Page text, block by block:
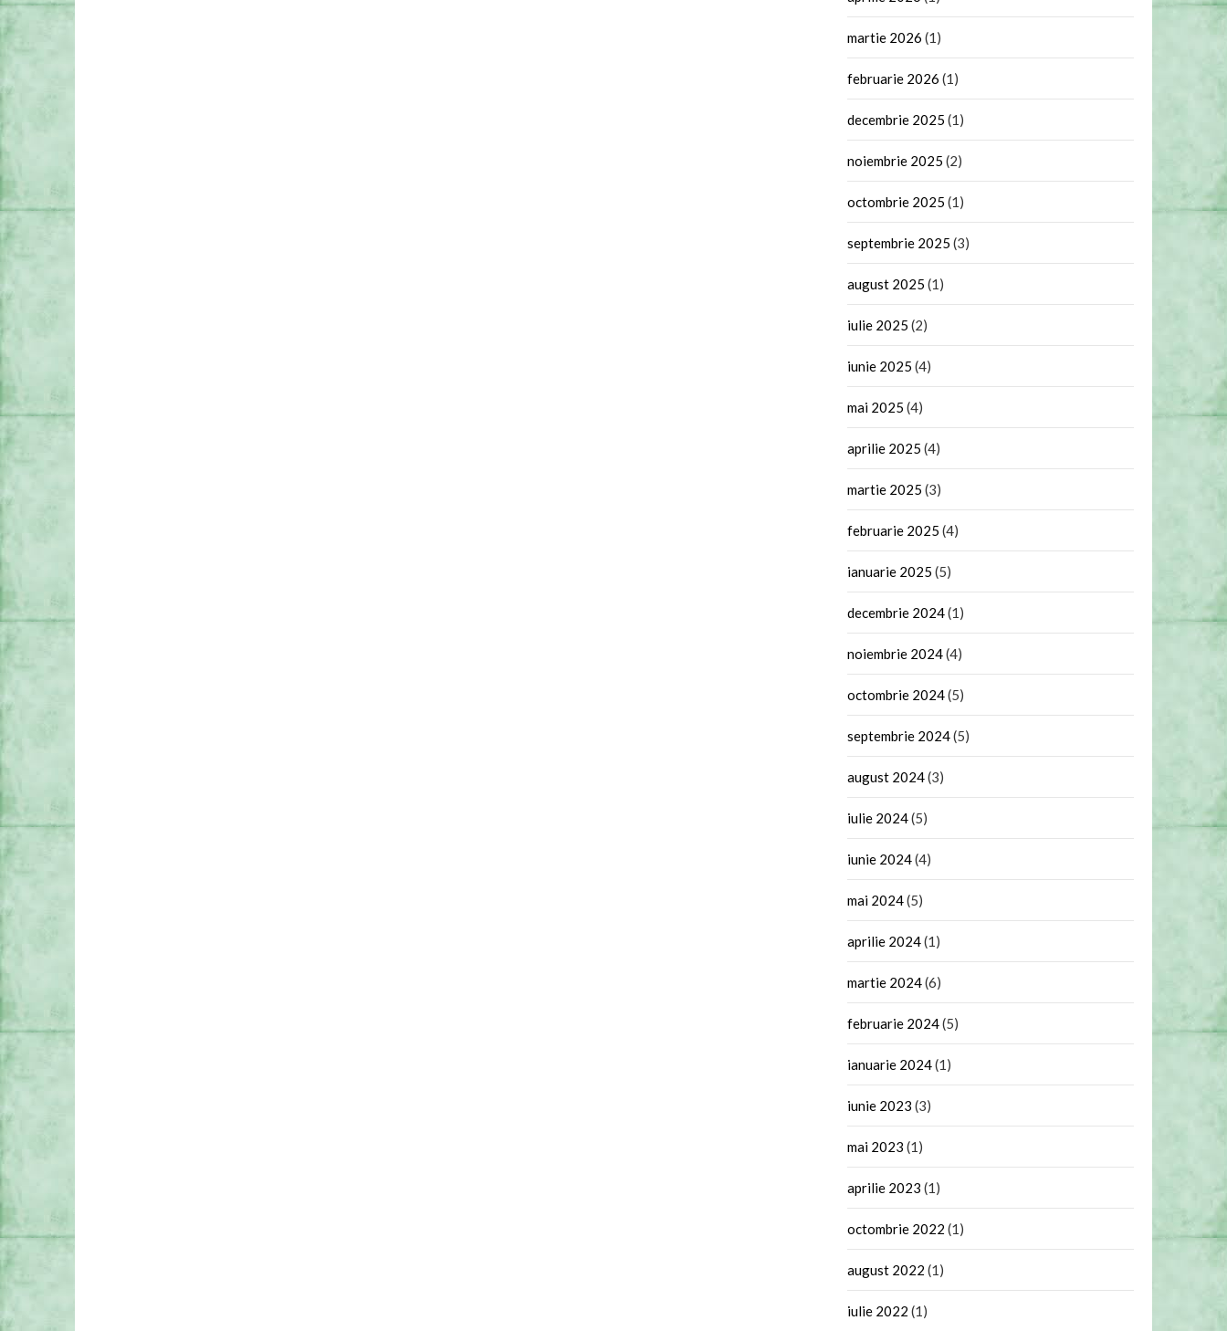
martie 2026 (1)
februarie 2026 (1)
decembrie 2025 (1)
noiembrie 2025 (2)
octombrie 2025 (1)
septembrie 2025 (3)
august 2025 (1)
iulie 2025 (2)
iunie 2025 (4)
mai 2025 (4)
aprilie 2025 (4)
martie 2025 (3)
februarie 2025 (4)
ianuarie 2025 (5)
decembrie 2024(1)
noiembrie 2024(4)
octombrie 2024(5)
septembrie 2024(5)
august 2024(3)
iulie 2024(5)
iunie 2024(4)
mai 2024(5)
aprilie 2024(1)
martie 2024(6)
februarie 2024(5)
ianuarie 2024(1)
iunie 2023 (3)
mai 2023 (1)
aprilie 2023 (1)
octombrie 2022 (1)
august 2022 (1)
iulie 2022 (1)